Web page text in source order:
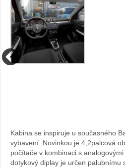
Kabina se inspiruje u současného
vybavení. Novinkou je 4,2palcová
počítače v kombinaci s
dotykový diplay je určen palubnímu